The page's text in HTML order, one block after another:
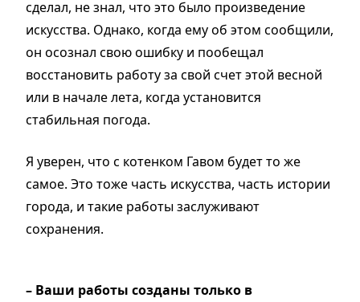
сделал, не знал, что это было произведение
искусства. Однако, когда ему об этом сообщили,
он осознал свою ошибку и пообещал
восстановить работу за свой счет этой весной
или в начале лета, когда установится
стабильная погода.
Я уверен, что с котенком Гавом будет то же
самое. Это тоже часть искусства, часть истории
города, и такие работы заслуживают
сохранения.
– Ваши работы созданы только в